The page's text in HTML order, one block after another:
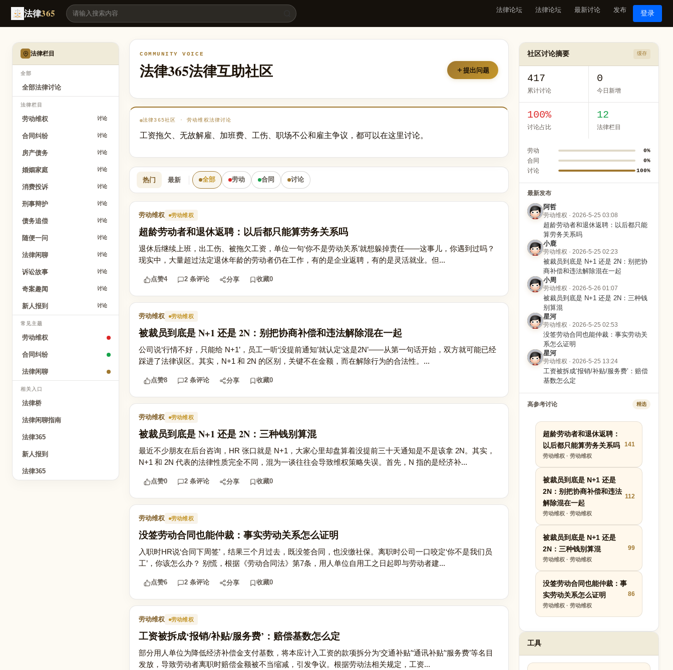
劳动维权法律讨论
法律365 法律论坛 法律论坛 最新讨论 发布 登录
法律栏目
全部
全部法律讨论
法律栏目
劳动维权 讨论
合同纠纷 讨论
房产债务 讨论
婚姻家庭 讨论
消费投诉 讨论
刑事辩护 讨论
债务追偿 讨论
随便一问 讨论
法律闲聊 讨论
诉讼故事 讨论
奇案趣闻 讨论
新人报到 讨论
常见主题
劳动维权
合同纠纷
法律闲聊
相关入口
法律桥
法律闲聊指南
法律365
新人报到
法律365
COMMUNITY VOICE
法律365法律互助社区 提出问题
法律365社区 · 劳动维权法律讨论
工资拖欠、无故解雇、加班费、工伤、职场不公和雇主争议，都可以在这里讨论。
热门 最新 全部 劳动 合同 讨论
劳动维权 劳动维权
超龄劳动者和退休返聘：以后都只能算劳务关系吗
退休后继续上班，出工伤、被拖欠工资，单位一句‘你不是劳动关系’就想躲掉责任——这事儿，你遇到过吗？
现实中，大量超过法定退休年龄的劳动者仍在工作，有的是企业返聘，有的是灵活就业。但...
点赞4 2 条评论 分享 收藏0
劳动维权 劳动维权
被裁员到底是 N+1 还是 2N：别把协商补偿和违法解除混在一起
公司说‘行情不好，只能给 N+1’，员工一听‘没提前通知’就认定‘这是2N’——从第一句话开始，双方就可能已经
踩进了法律误区。其实，N+1 和 2N 的区别，关键不在金额，而在解除行为的合法性。...
点赞8 2 条评论 分享 收藏0
劳动维权 劳动维权
被裁员到底是 N+1 还是 2N：三种钱别算混
最近不少朋友在后台咨询，HR 张口就是 N+1，大家心里却盘算着没提前三十天通知是不是该拿 2N。其实，
N+1 和 2N 代表的法律性质完全不同，混为一谈往往会导致维权策略失误。首先，N 指的是经济补...
点赞0 2 条评论 分享 收藏0
劳动维权 劳动维权
没签劳动合同也能仲裁：事实劳动关系怎么证明
入职时HR说‘合同下周签’，结果三个月过去，既没签合同，也没缴社保。离职时公司一口咬定‘你不是我们员
工’，你该怎么办？ 别慌，根据《劳动合同法》第7条，用人单位自用工之日起即与劳动者建...
点赞6 2 条评论 分享 收藏0
劳动维权 劳动维权
工资被拆成‘报销/补贴/服务费’：赔偿基数怎么定
部分用人单位为降低经济补偿金支付基数，将本应计入工资的款项拆分为‘交通补贴’‘通讯补贴’‘服务费’等名目
发放，导致劳动者离职时赔偿金额被不当缩减，引发争议。根据劳动法相关规定，工资...
社区讨论摘要 缓存
417
累计讨论
0
今日新增
100%
讨论占比
12
法律栏目
劳动 0%
合同 0%
讨论 100%
最新发布
阿哲
劳动维权 · 2026-5-25 03:08
超龄劳动者和退休返聘：以后都只能
算劳务关系吗
小鹿
劳动维权 · 2026-5-25 02:23
被裁员到底是 N+1 还是 2N：别把协
商补偿和违法解除混在一起
小周
劳动维权 · 2026-5-26 01:07
被裁员到底是 N+1 还是 2N：三种钱
别算混
星河
劳动维权 · 2026-5-25 02:53
没签劳动合同也能仲裁：事实劳动关
系怎么证明
星河
劳动维权 · 2026-5-25 13:24
工资被拆成‘报销/补贴/服务费’：赔偿
基数怎么定
高参考讨论 精选
超龄劳动者和退休返聘：
以后都只能算劳务关系吗
劳动维权 · 劳动维权
141
被裁员到底是 N+1 还是
2N：别把协商补偿和违法
解除混在一起
劳动维权 · 劳动维权
112
被裁员到底是 N+1 还是
2N：三种钱别算混
劳动维权 · 劳动维权
99
没签劳动合同也能仲裁：事
实劳动关系怎么证明
劳动维权 · 劳动维权
86
工具